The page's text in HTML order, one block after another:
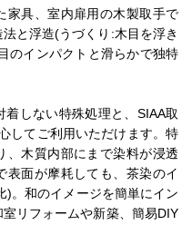
家具、室内扉用の木製取手で
と浮造(うづくり:木目を浮き
のインパクトと滑らかで独特
しない特殊処理と、SIAA取
してご利用いただけます。特
、木質内部にまで染料が浸透
表面が摩耗しても、茶染のイ
)。和のイメージを簡単にイン
リフォームや新築、簡易DIY